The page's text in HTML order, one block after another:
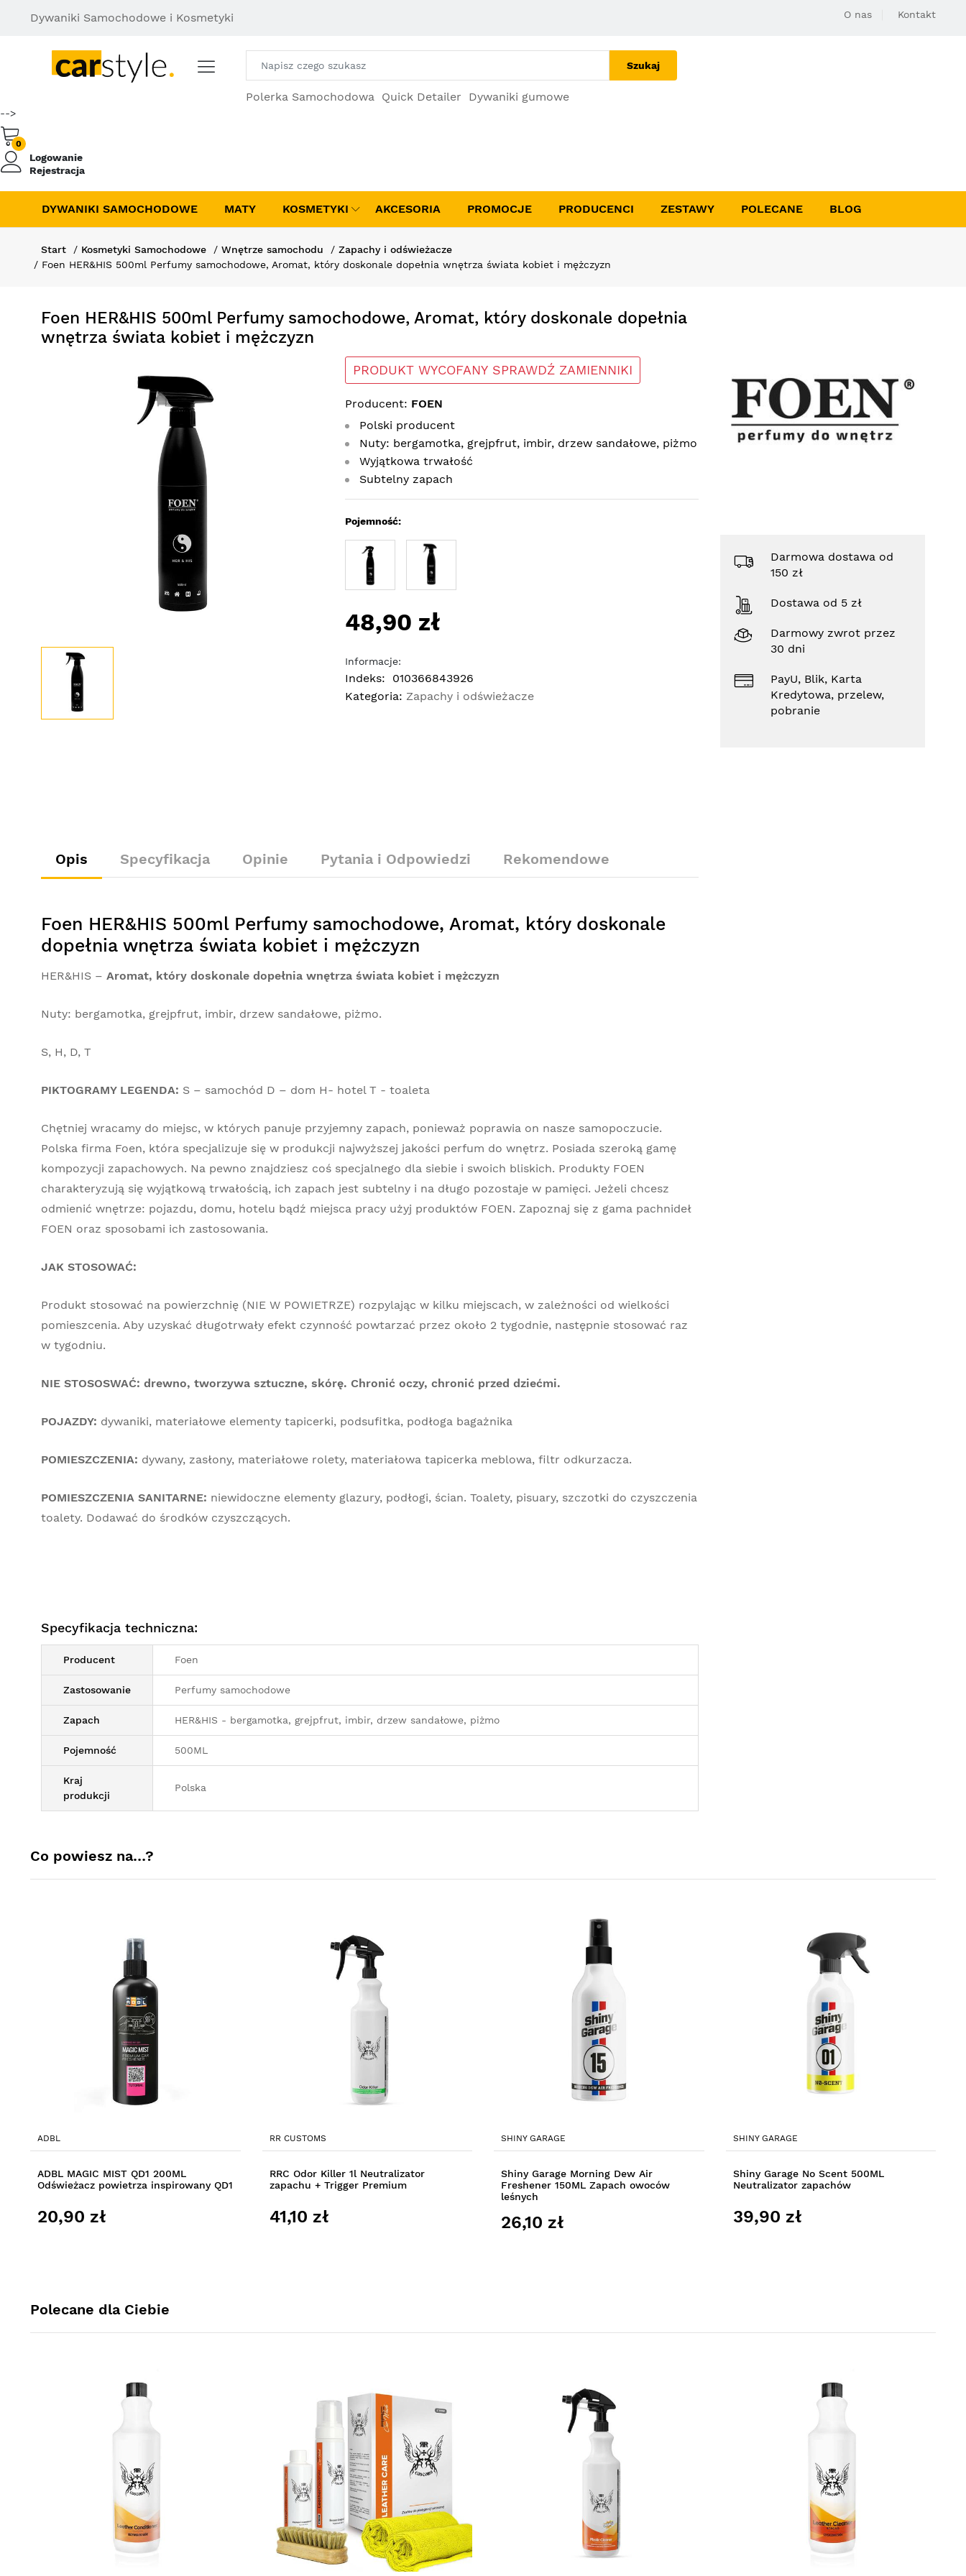
Dywaniki Samochodowe i Kosmetyki O nas Kontakt
Szukaj
Polerka Samochodowa Quick Detailer Dywaniki gumowe
-->
0
Logowanie
Rejestracja
DYWANIKI SAMOCHODOWE MATY KOSMETYKI AKCESORIA PROMOCJE PRODUCENCI ZESTAWY POLECANE BLOG
Start Kosmetyki Samochodowe Wnętrze samochodu
Zapachy i odświeżacze
Foen HER&HIS 500ml Perfumy samochodowe, Aromat, który doskonale dopełnia wnętrza świata kobiet i mężczyzn
Foen HER&HIS 500ml Perfumy samochodowe, Aromat, który doskonale dopełnia
wnętrza świata kobiet i mężczyzn
PRODUKT WYCOFANY SPRAWDŹ ZAMIENNIKI
Producent: FOEN
Polski producent
Nuty: bergamotka, grejpfrut, imbir, drzew sandałowe, piżmo
Wyjątkowa trwałość
Subtelny zapach
Pojemność:
48,90 zł
Informacje:
Indeks:
010366843926
Kategoria: Zapachy i odświeżacze
Darmowa dostawa od
150 zł
Dostawa od 5 zł
Darmowy zwrot przez
30 dni
PayU, Blik, Karta
Kredytowa, przelew,
pobranie
Opis Specyfikacja Opinie Pytania i Odpowiedzi Rekomendowe
Foen HER&HIS 500ml Perfumy samochodowe, Aromat, który doskonale
dopełnia wnętrza świata kobiet i mężczyzn
HER&HIS – Aromat, który doskonale dopełnia wnętrza świata kobiet i mężczyzn
Nuty: bergamotka, grejpfrut, imbir, drzew sandałowe, piżmo.
S, H, D, T
PIKTOGRAMY LEGENDA: S – samochód D – dom H- hotel T - toaleta
Chętniej wracamy do miejsc, w których panuje przyjemny zapach, ponieważ poprawia on nasze samopoczucie.
Polska firma Foen, która specjalizuje się w produkcji najwyższej jakości perfum do wnętrz. Posiada szeroką gamę
kompozycji zapachowych. Na pewno znajdziesz coś specjalnego dla siebie i swoich bliskich. Produkty FOEN
charakteryzują się wyjątkową trwałością, ich zapach jest subtelny i na długo pozostaje w pamięci. Jeżeli chcesz
odmienić wnętrze: pojazdu, domu, hotelu bądź miejsca pracy użyj produktów FOEN. Zapoznaj się z gama pachnideł
FOEN oraz sposobami ich zastosowania.
JAK STOSOWAĆ:
Produkt stosować na powierzchnię (NIE W POWIETRZE) rozpylając w kilku miejscach, w zależności od wielkości
pomieszcenia. Aby uzyskać długotrwały efekt czynność powtarzać przez około 2 tygodnie, następnie stosować raz
w tygodniu.
NIE STOSOSWAĆ: drewno, tworzywa sztuczne, skórę. Chronić oczy, chronić przed dziećmi.
POJAZDY: dywaniki, materiałowe elementy tapicerki, podsufitka, podłoga bagażnika
POMIESZCZENIA: dywany, zasłony, materiałowe rolety, materiałowa tapicerka meblowa, filtr odkurzacza.
POMIESZCZENIA SANITARNE: niewidoczne elementy glazury, podłogi, ścian. Toalety, pisuary, szczotki do czyszczenia
toalety. Dodawać do środków czyszczących.
Specyfikacja techniczna:
Producent Foen
Zastosowanie Perfumy samochodowe
Zapach HER&HIS - bergamotka, grejpfrut, imbir, drzew sandałowe, piżmo
Pojemność 500ML
Kraj
produkcji
Polska
Co powiesz na…?
ADBL
ADBL MAGIC MIST QD1 200ML
Odświeżacz powietrza inspirowany QD1
20,90 zł
RR CUSTOMS
RRC Odor Killer 1l Neutralizator
zapachu + Trigger Premium
41,10 zł
SHINY GARAGE
Shiny Garage Morning Dew Air
Freshener 150ML Zapach owoców
leśnych
26,10 zł
SHINY GARAGE
Shiny Garage No Scent 500ML
Neutralizator zapachów
39,90 zł
Polecane dla Ciebie